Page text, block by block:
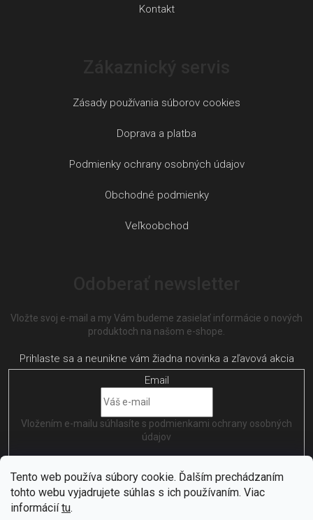
Tento web používa súbory cookie. Ďalším prechádzaním
tohto webu vyjadrujete súhlas s ich používaním. Viac
informáciítu.
Kontakt
Zásady používania súborov cookies
Doprava a platba
Podmienky ochrany osobných údajov
Obchodné podmienky
Veľkoobchod
Vložte svoj e-mail a my Vám budeme zasielať informácie o nových
produktoch na našom e-shope.
Email
Vložením e-mailu súhlasíte s podmienkami ochrany osobných
údajov
PRIHLÁSIŤ SA